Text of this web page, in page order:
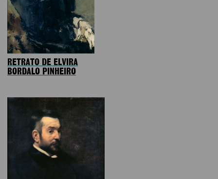
RETRATO DE ELVIRA
BORDALO PINHEIRO